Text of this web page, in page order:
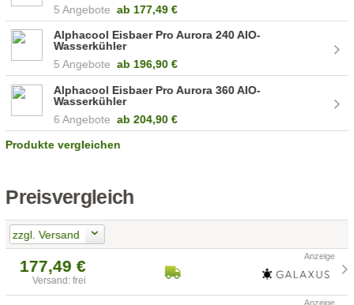
5 Angebote ab 177,49 €
Alphacool Eisbaer Pro Aurora 240 AIO-
Wasserkühler
5 Angebote ab 196,90 €
Alphacool Eisbaer Pro Aurora 360 AIO-
Wasserkühler
6 Angebote ab 204,90 €
Produkte vergleichen
Preisvergleich
zzgl. Versand
177,49 €
Versand: frei